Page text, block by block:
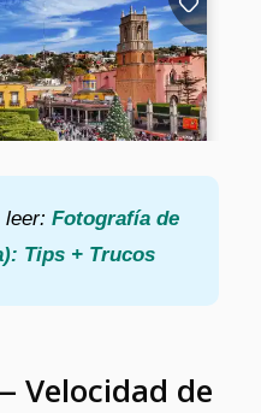
leer: Fotografía de
Tips + Trucos
de